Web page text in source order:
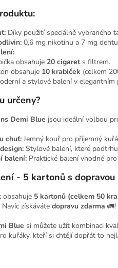
Díky použití speciálně vybraného
0,6 mg nikotinu a 7 mg
obsahuje 20 cigarets filtrem.
obsahuje 10 krabiček (celkem
a stylové balení v elegantním
určeny?
Demi Blue jsou ideální volbou
chuť: Jemný kouř pro příjemný
Stylové balení, které
balení: Praktické balení vhodné
- 5 kartonů s dopravou
obsahuje 5 kartonů (celkem 50
získáváte dopravu zdarma 🚛!
Blue si můžete užít kombinaci
kuřáky, kteří si chtějí dopřát to